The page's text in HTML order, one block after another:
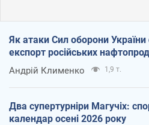
Як атаки Сил оборони України
експорт російських
Андрій Клименко 1,9 т.
Два супертурніри Магучіх:
календар осені 2026 року